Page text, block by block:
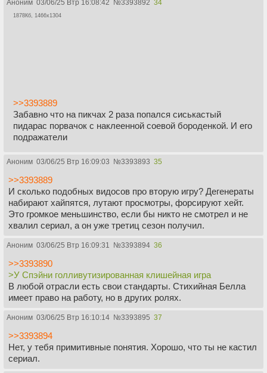
Аноним 03/06/25 Втр 16:08:42 №3393892 34
1878Кб, 1466x1304
>>3393889
Забавно что на пикчах 2 раза попался сиськастый
пидарас порвачок с наклеенной соевой бороденкой. И его
подражатели
Аноним 03/06/25 Втр 16:09:03 №3393893 35
>>3393889
И сколько подобных видосов про вторую игру? Дегенераты
набирают хайпятся, лутают просмотры, форсируют хейт.
Это громкое меньшинство, если бы никто не смотрел и не
хвалил сериал, а он уже третиц сезон получил.
Аноним 03/06/25 Втр 16:09:31 №3393894 36
>>3393890
>У Спэйни голливутизированная клишейная игра
В любой отрасли есть свои стандарты. Стихийная Белла
имеет право на работу, но в других ролях.
Аноним 03/06/25 Втр 16:10:14 №3393895 37
>>3393894
Нет, у тебя примитивные понятия. Хорошо, что ты не кастил
сериал.